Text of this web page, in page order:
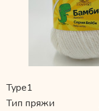
Type1
Тип пряжи